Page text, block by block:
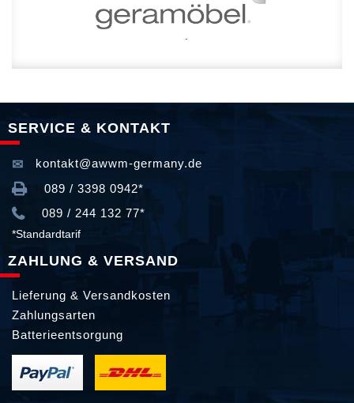
SERVICE & KONTAKT
kontakt@awwm-germany.de
089 / 3398 0942*
089 / 244 132 77*
*Standardtarif
ZAHLUNG & VERSAND
Lieferung & Versandkosten
Zahlungsarten
Batterieentsorgung